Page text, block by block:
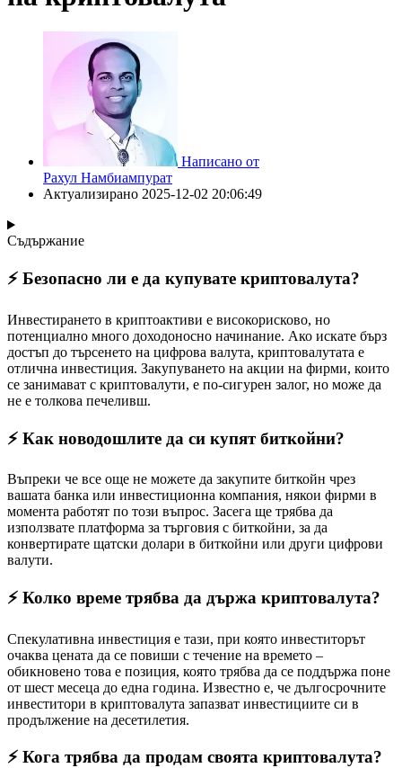
Написано от
Рахул Намбиампурат
Актуализирано 2025-12-02 20:06:49
Съдържание
⚡️ Безопасно ли е да купувате криптовалута?
Инвестирането в криптоактиви е високорисково, но
потенциално много доходоносно начинание. Ако искате бърз
достъп до търсенето на цифрова валута, криптовалутата е
отлична инвестиция. Закупуването на акции на фирми, които
се занимават с криптовалути, е по-сигурен залог, но може да
не е толкова печеливш.
⚡️ Как новодошлите да си купят биткойни?
Въпреки че все още не можете да закупите биткойн чрез
вашата банка или инвестиционна компания, някои фирми в
момента работят по този въпрос. Засега ще трябва да
използвате платформа за търговия с биткойни, за да
конвертирате щатски долари в биткойни или други цифрови
валути.
⚡️ Колко време трябва да държа криптовалута?
Спекулативна инвестиция е тази, при която инвеститорът
очаква цената да се повиши с течение на времето –
обикновено това е позиция, която трябва да се поддържа поне
от шест месеца до една година. Известно е, че дългосрочните
инвеститори в криптовалута запазват инвестициите си в
продължение на десетилетия.
⚡️ Кога трябва да продам своята криптовалута?